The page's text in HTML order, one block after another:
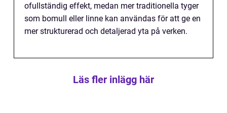
ofullständig effekt, medan mer traditionella tyger
som bomull eller linne kan användas för att ge en
mer strukturerad och detaljerad yta på verken.
Läs fler inlägg här